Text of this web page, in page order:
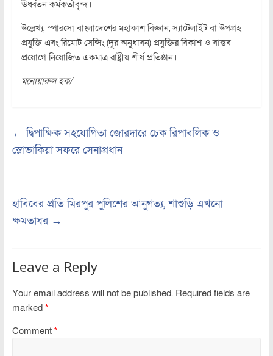
ঊর্ধ্বতন কর্মকর্তাবৃন্দ।
উল্লেখ্য, স্পারসো বাংলাদেশের মহাকাশ বিজ্ঞান, স্যাটেলাইট বা উপগ্রহ
প্রযুক্তি এবং রিমোট সেন্সিং (দূর অনুধাবন) প্রযুক্তির বিকাশ ও বাস্তব
প্রয়োগে নিয়োজিত একমাত্র রাষ্ট্রীয় শীর্ষ প্রতিষ্ঠান।
মনোয়ারুল হক/
← দ্বিপাক্ষিক সহযোগিতা জোরদারে চেক রিপাবলিক ও
স্লোভাকিয়া সফরে সেনাপ্রধান
হাবিবের প্রতি মিরপুর পুলিশের আনুগত্য, শাশুড়ি এখনো
ক্ষমতাধর →
Leave a Reply
Your email address will not be published. Required fields are
marked *
Comment *